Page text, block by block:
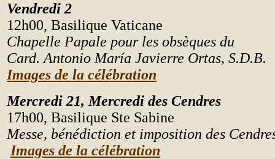
Vendredi 2
12h00, Basilique Vaticane
Chapelle Papale pour les obsèques du
Card. Antonio María Javierre Ortas, S.D.B.
Images de la célébration
Mercredi 21, Mercredi des Cendres
17h00, Basilique Ste Sabine
Messe, bénédiction et imposition des
Images de la célébration